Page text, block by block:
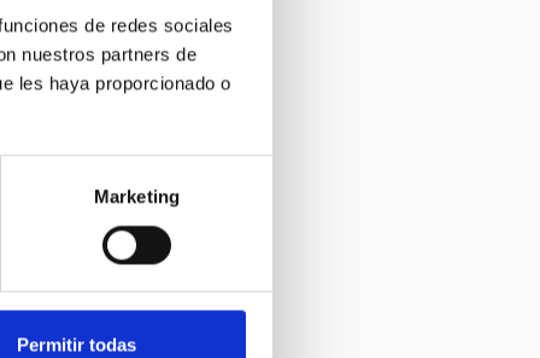
de redes sociales
nuestros partners de
les haya proporcionado o
Marketing
Permitir todas
MARCELO: